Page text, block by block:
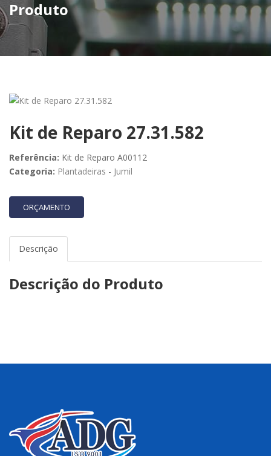
Produto
Kit de Reparo 27.31.582
Referência: Kit de Reparo A00112
Categoria: Plantadeiras - Jumil
ORÇAMENTO
Descrição
Descrição do Produto